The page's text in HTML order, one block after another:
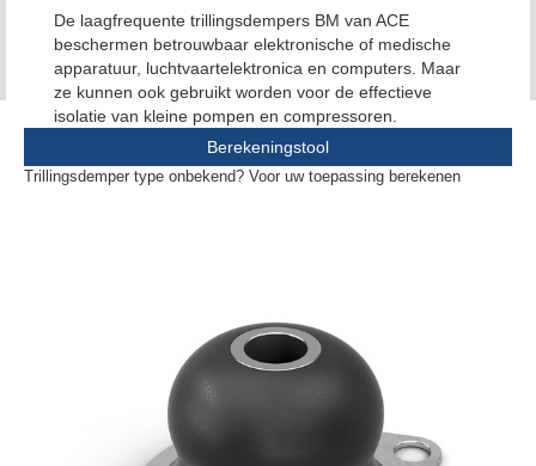
De laagfrequente trillingsdempers BM van ACE
beschermen betrouwbaar elektronische of medische
apparatuur, luchtvaartelektronica en computers. Maar
ze kunnen ook gebruikt worden voor de effectieve
isolatie van kleine pompen en compressoren.
Berekeningstool
Trillingsdemper type onbekend? Voor uw toepassing berekenen